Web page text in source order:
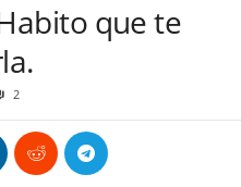
que te
2